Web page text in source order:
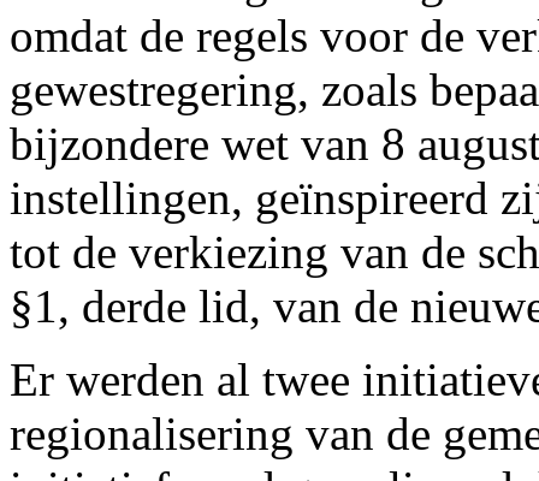
omdat de regels voor de
gewestregering, zoals
bijzondere wet van 8
instellingen, geïnspireerd
tot de verkiezing van de
§1, derde lid, van de
Er werden al twee
regionalisering van de